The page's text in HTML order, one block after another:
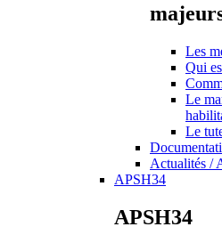
Les
Qui
Le
Le
Actualités /
APSH34
APSH34